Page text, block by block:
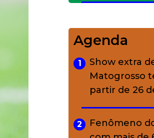
charme
conquistou o
A ciência por
skincare: a
ativo
Agenda
1
Show extra
Matogrosso
partir de 26
2
Fenômeno